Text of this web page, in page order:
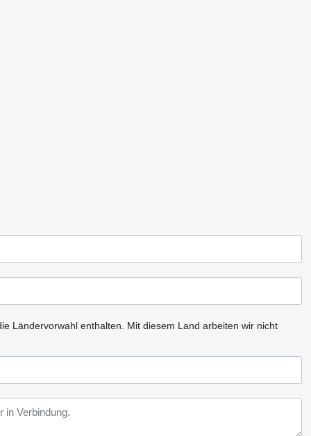
Ländervorwahl enthalten.
Mit diesem Land arbeiten wir nicht